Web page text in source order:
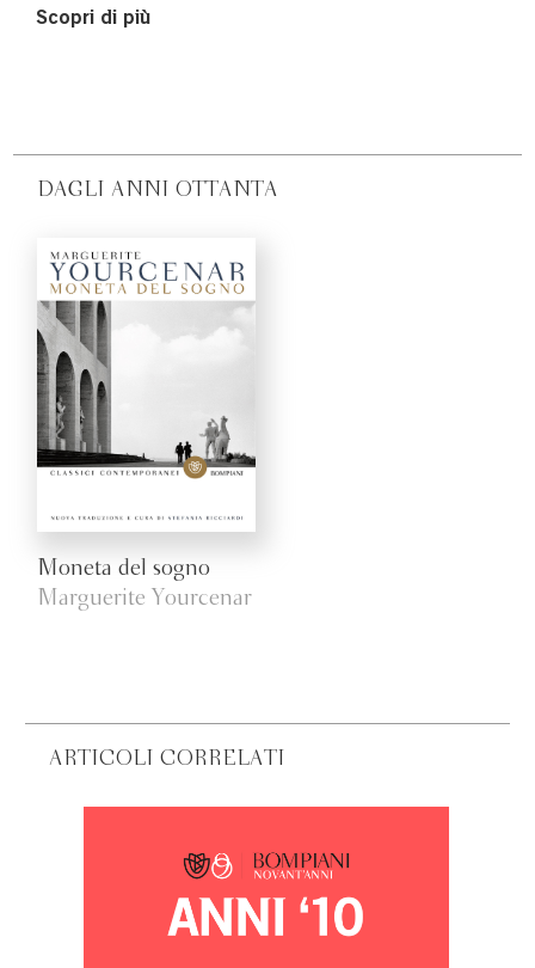
Scopri di più
DAGLI ANNI OTTANTA
Moneta del sogno
Marguerite Yourcenar
ARTICOLI CORRELATI